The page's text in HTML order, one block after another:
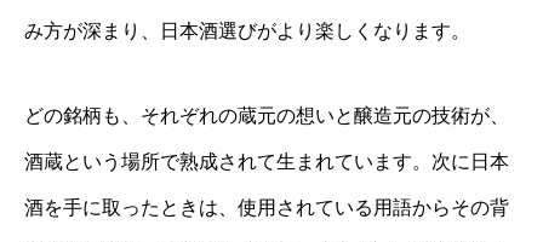
み方が深まり、日本酒選びがより楽しくなります。
どの銘柄も、それぞれの蔵元の想いと醸造元の技術が、
酒蔵という場所で熟成されて生まれています。次に日本
酒を手に取ったときは、使用されている用語からその背